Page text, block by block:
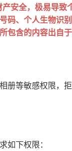
安全，极易导致
码、个人生物识
包含的内容出自
册等敏感权限，
如下权限：